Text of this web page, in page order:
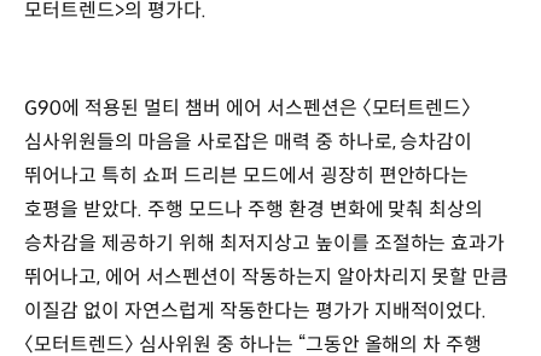
모터트렌드>의 평가다.
G90에 적용된 멀티 챔버 에어 서스펜션은 〈모터트렌드〉
심사위원들의 마음을 사로잡은 매력 중 하나로, 승차감이
뛰어나고 특히 쇼퍼 드리븐 모드에서 굉장히 편안하다는
호평을 받았다. 주행 모드나 주행 환경 변화에 맞춰 최상의
승차감을 제공하기 위해 최저지상고 높이를 조절하는 효과가
뛰어나고, 에어 서스펜션이 작동하는지 알아차리지 못할 만큼
이질감 없이 자연스럽게 작동한다는 평가가 지배적이었다.
〈모터트렌드〉 심사위원 중 하나는 “그동안 올해의 차 주행